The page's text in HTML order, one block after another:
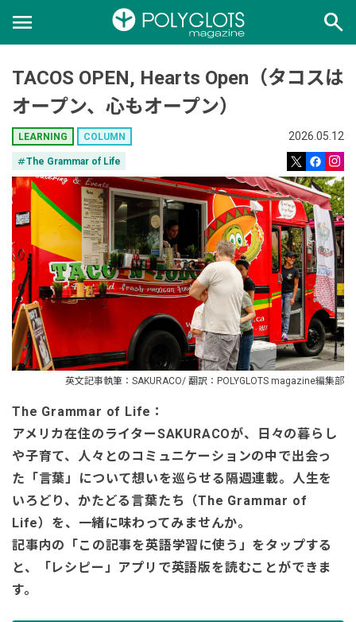
menu search
TACOS OPEN, Hearts Open（タコスは
オープン、心もオープン）
LEARNING COLUMN 2026.05.12
tagThe Grammar of Life
英文記事執筆：SAKURACO/ 翻訳：POLYGLOTS magazine編集部
The Grammar of Life：
アメリカ在住のライターSAKURACOが、日々の暮らし
や子育て、人々とのコミュニケーションの中で出会っ
た「言葉」について想いを巡らせる隔週連載。人生を
いろどり、かたどる言葉たち（The Grammar of
Life）を、一緒に味わってみませんか。
記事内の「この記事を英語学習に使う」をタップする
と、「レシピー」アプリで英語版を読むことができま
す。